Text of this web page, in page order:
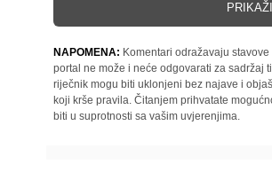
NAPOMENA: Komentari odražavaju
portal ne može i neće odgovarati za sadržaj
riječnik mogu biti uklonjeni bez najave i
koji krše pravila. Čitanjem prihvatate
biti u suprotnosti sa vašim uvjerenjima.